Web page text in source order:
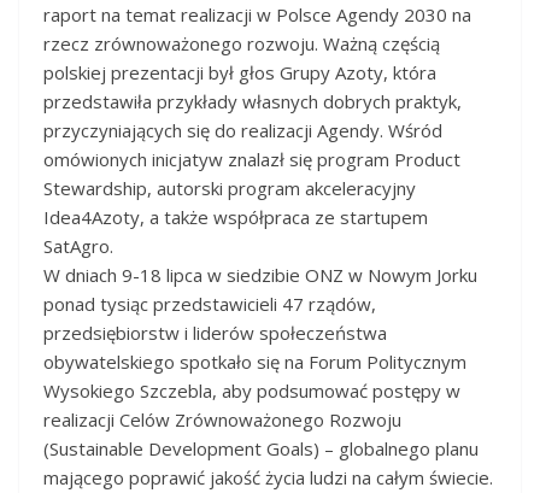
raport na temat realizacji w Polsce Agendy 2030 na
rzecz zrównoważonego rozwoju. Ważną częścią
polskiej prezentacji był głos Grupy Azoty, która
przedstawiła przykłady własnych dobrych praktyk,
przyczyniających się do realizacji Agendy. Wśród
omówionych inicjatyw znalazł się program Product
Stewardship, autorski program akceleracyjny
Idea4Azoty, a także współpraca ze startupem
SatAgro.
W dniach 9-18 lipca w siedzibie ONZ w Nowym Jorku
ponad tysiąc przedstawicieli 47 rządów,
przedsiębiorstw i liderów społeczeństwa
obywatelskiego spotkało się na Forum Politycznym
Wysokiego Szczebla, aby podsumować postępy w
realizacji Celów Zrównoważonego Rozwoju
(Sustainable Development Goals) – globalnego planu
mającego poprawić jakość życia ludzi na całym świecie.